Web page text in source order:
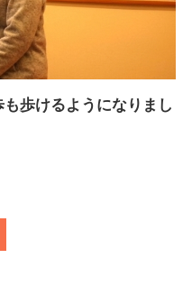
歩けるようになりまし